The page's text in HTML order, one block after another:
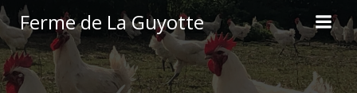
Aller
au
contenu
Ferme de La Guyotte